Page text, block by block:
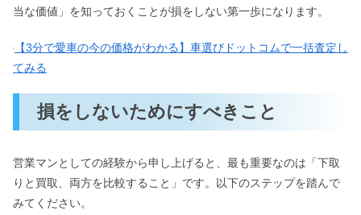
当な価値」を知っておくことが損をしない第一歩になります。
【3分で愛車の今の価格がわかる】車選びドットコムで一括査定し
てみる
損をしないためにすべきこと
営業マンとしての経験から申し上げると、最も重要なのは「下取
りと買取、両方を比較すること」です。以下のステップを踏んで
みてください。